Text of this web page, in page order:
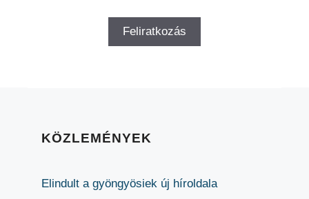
KÖZLEMÉNYEK
Elindult a gyöngyösiek új híroldala